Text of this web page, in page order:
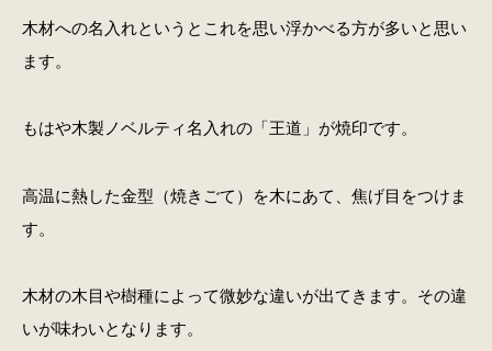
木材への名入れというとこれを思い浮かべる方が多いと思い
ます。
もはや木製ノベルティ名入れの「王道」が焼印です。
高温に熱した金型（焼きごて）を木にあて、焦げ目をつけま
す。
木材の木目や樹種によって微妙な違いが出てきます。その違
いが味わいとなります。